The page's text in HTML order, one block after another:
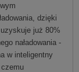
dzięki
już 80%
naładowania -
w inteligentny